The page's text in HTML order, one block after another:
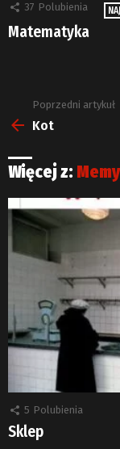
37 Polubienia
Matematyka
Zobacz
więcej
Poprzedni artykuł
Kot
Więcej z:
5 Polubienia
Sklep